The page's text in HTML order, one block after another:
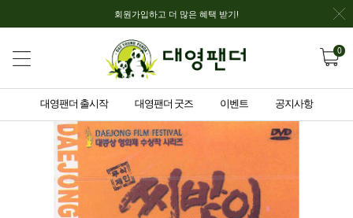
회원가입하고 더 많은 혜택 받기!
0
대영팬더 출시작 대영팬더 굿즈 이벤트 공지사항